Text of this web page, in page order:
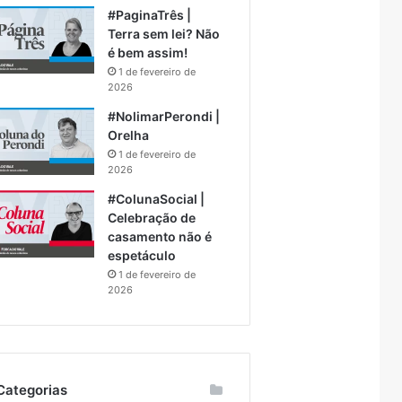
#PaginaTrês |
Terra sem lei? Não
é bem assim!
1 de fevereiro de
2026
#NolimarPerondi |
Orelha
1 de fevereiro de
2026
#ColunaSocial |
Celebração de
casamento não é
espetáculo
1 de fevereiro de
2026